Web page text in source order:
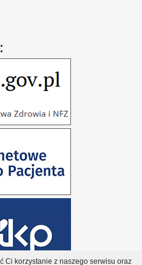
Ci korzystanie z naszego serwisu oraz